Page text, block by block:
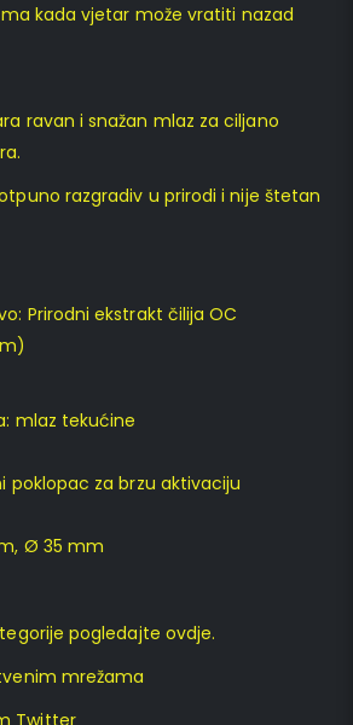
kada vjetar može vratiti nazad
ravan i snažan mlaz za ciljano
razgradiv u prirodi i nije štetan
Prirodni ekstrakt čilija OC
mlaz tekućine
poklopac za brzu aktivaciju
Ø 35 mm
pogledajte ovdje.
mrežama
Twitter